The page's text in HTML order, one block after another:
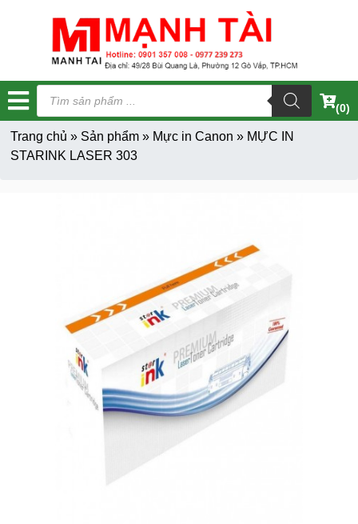
Tìm
kiếm
sản
phẩm
(0)
Trang chủ » Sản phẩm» Mực in Canon » MỰC IN
STARINK LASER 303